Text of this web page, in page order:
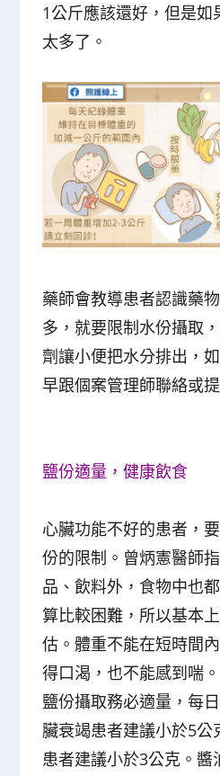
1公斤應該還好，但是
太多了。
藥師會教導患者認識藥
多，就要限制水份攝取
劑讓小便把水分排出，
早跟個案管理師聯絡或
鹽份適量，健康飲食
心臟功能不好的患者，
份的限制。曾炳憲醫師
品、飲料外，食物中也
算比較困難，所以基本
估。體重不能在短時間
得口渴，也不能感到喘。
鹽份攝取務必適量，每
臟衰竭患者建議小於5
患者建議小於3公克。醬